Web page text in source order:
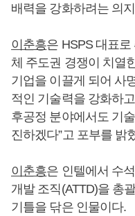
배력을 강화하려는 의
이춘흥은 HSPS 대표로
체 주도권 경쟁이 치열
기업을 이끌게 되어 사
적인 기술력을 강화하
후공정 분야에서도 기
진하겠다”고 포부를 밝
이춘흥은 인텔에서 수
개발 조직(ATTD)을 총
기틀을 닦은 인물이다.